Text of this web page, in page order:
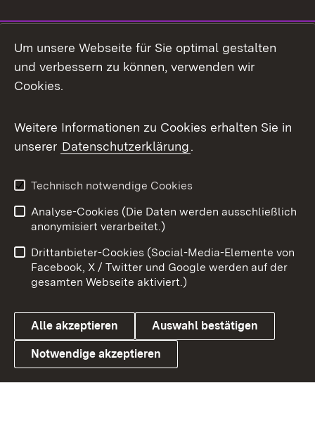
Facebook
X / Twitter
Youtube
Link zum Landesportal
Impressum
Kontakt
Barrierefreiheit
Datenschutz
Cookies
Um unsere Webseite für Sie optimal gestalten
und verbessern zu können, verwenden wir
Cookies.
Weitere Informationen zu Cookies erhalten Sie in
unserer Datenschutzerklärung.
Technisch notwendige Cookies
Analyse-Cookies (Die Daten werden ausschließlich
anonymisiert verarbeitet.)
Drittanbieter-Cookies (Social-Media-Elemente von
Facebook, X / Twitter und Google werden auf der
gesamten Webseite aktiviert.)
Alle akzeptieren Auswahl bestätigen
Notwendige akzeptieren